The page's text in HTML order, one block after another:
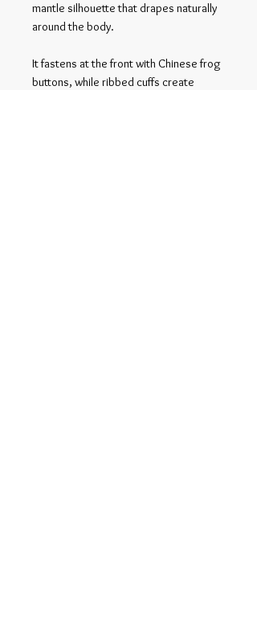
mantle silhouette that drapes naturally
around the body.
It fastens at the front with Chinese frog
buttons, while ribbed cuffs create